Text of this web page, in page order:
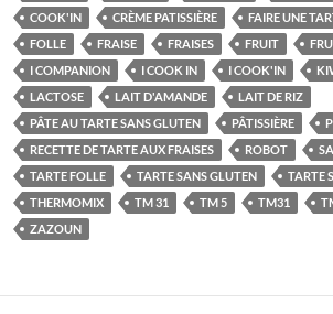
COOK'IN
CRÈME PATISSIÈRE
FAIRE UNE
FOLLE
FRAISE FRAISES FRUIT
I COMPANION
I COOK IN I COOK'IN
LACTOSE
LAIT D'AMANDE
LAIT DE RIZ
PÂTE AU TARTE SANS GLUTEN
PÂTISSIÈRE
RECETTE DE TARTE AUX FRAISES
ROBOT
TARTE FOLLE
TARTE SANS GLUTEN
TARTE
THERMOMIX
TM 31 TM 5 TM31
ZAZOUN